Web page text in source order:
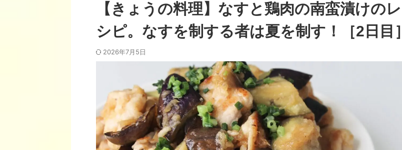
【きょうの料理】なすと鶏肉の南蛮漬けのレ
シピ。なすを制する者は夏を制す！［2日目］
2026年7月5日